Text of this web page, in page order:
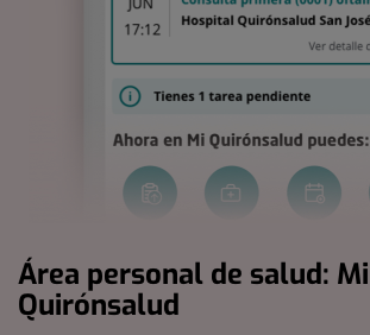
Área personal de salud: Mi
Quirónsalud